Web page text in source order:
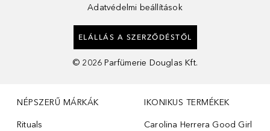
Adatvédelmi beállítások
ELÁLLÁS A SZERZŐDÉSTŐL
© 2026 Parfümerie Douglas Kft.
NÉPSZERŰ MÁRKÁK
Rituals
IKONIKUS TERMÉKEK
Carolina Herrera Good Girl